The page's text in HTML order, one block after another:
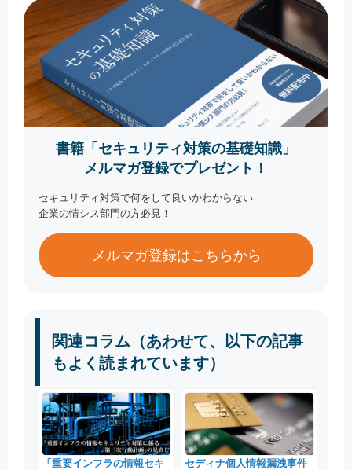
書籍「セキュリティ対策の基礎知識」
メルマガ登録でプレゼント！
セキュリティ対策で何をして良いかわからない
企業の情シス部門の方必見！
メルマガ登録はこちらから
関連コラム（あわせて、以下の記事
もよく読まれています）
「重要インフラの情報セキ
セディナ個人情報漏洩事件